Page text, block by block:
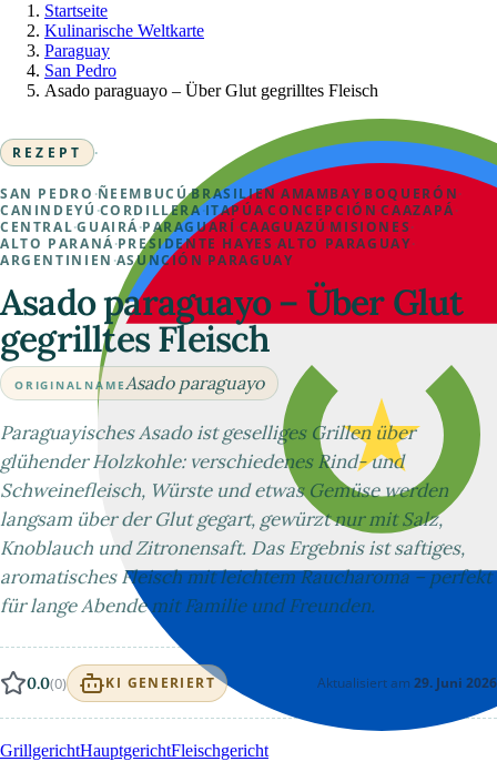
Startseite
Kulinarische Weltkarte
Paraguay
San Pedro
Asado paraguayo – Über Glut gegrilltes Fleisch
REZEPT ·
SAN PEDRO ·ÑEEMBUCÚ·BRASILIEN ·AMAMBAY·BOQUERÓN ·
CANINDEYÚ ·CORDILLERA·ITAPÚA·CONCEPCIÓN ·CAAZAPÁ ·
CENTRAL·GUAIRÁ ·PARAGUARÍ ·CAAGUAZÚ ·MISIONES ·
ALTO PARANÁ ·PRESIDENTE HAYES ·ALTO PARAGUAY·
ARGENTINIEN ·ASUNCIÓN ·PARAGUAY
Asado paraguayo – Über Glut
gegrilltes Fleisch
ORIGINALNAMEAsado paraguayo
Paraguayisches Asado ist geselliges Grillen über
glühender Holzkohle: verschiedenes Rind- und
Schweinefleisch, Würste und etwas Gemüse werden
langsam über der Glut gegart, gewürzt nur mit Salz,
Knoblauch und Zitronensaft. Das Ergebnis ist saftiges,
aromatisches Fleisch mit leichtem Raucharoma – perfekt
für lange Abende mit Familie und Freunden.
0.0(0) KI GENERIERT Aktualisiert am 29. Juni 2026
GrillgerichtHauptgerichtFleischgericht